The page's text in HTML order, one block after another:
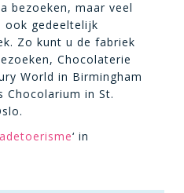
bezoeken, maar veel
ook gedeeltelijk
Zo kunt u de fabriek
Chocolaterie
World in Birmingham
Chocolarium in St.
‘ in